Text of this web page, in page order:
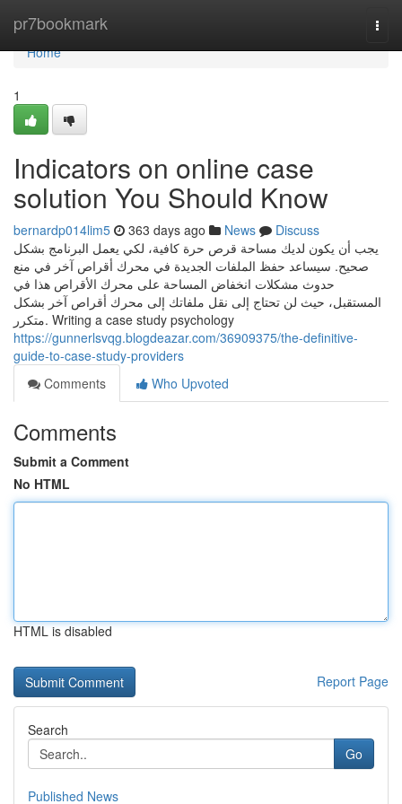
pr7bookmark
Home
Home
1
Indicators on online case
solution You Should Know
bernardp014lim5 363 days ago News
Discuss
يجب أن يكون لديك مساحة قرص حرة كافية، لكي يعمل البرنامج بشكل
صحيح. سيساعد حفظ الملفات الجديدة في محرك أقراص آخر في منع
حدوث مشكلات انخفاض المساحة على محرك الأقراص هذا في
المستقبل، حيث لن تحتاج إلى نقل ملفاتك إلى محرك أقراص آخر بشكل
متكرر. Writing a case study psychology
https://gunnerlsvqg.blogdeazar.com/36909375/the-definitive-
guide-to-case-study-providers
Comments
Who Upvoted
Comments
Submit a Comment
No HTML
HTML is disabled
Report Page
Search
Go
Published News